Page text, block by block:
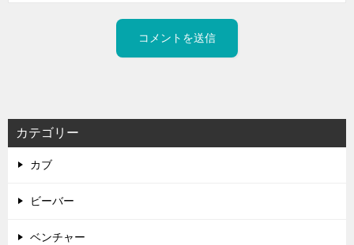
カテゴリー
カブ
ビーバー
ベンチャー